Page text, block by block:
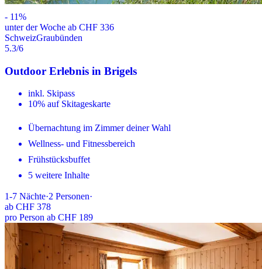
- 11%
unter der Woche ab CHF 336
SchweizGraubünden
5.3/6
Outdoor Erlebnis in Brigels
inkl. Skipass
10% auf Skitageskarte
Übernachtung im Zimmer deiner Wahl
Wellness- und Fitnessbereich
Frühstücksbuffet
5 weitere Inhalte
1-7 Nächte·2 Personen·
ab CHF 378
pro Person ab CHF 189